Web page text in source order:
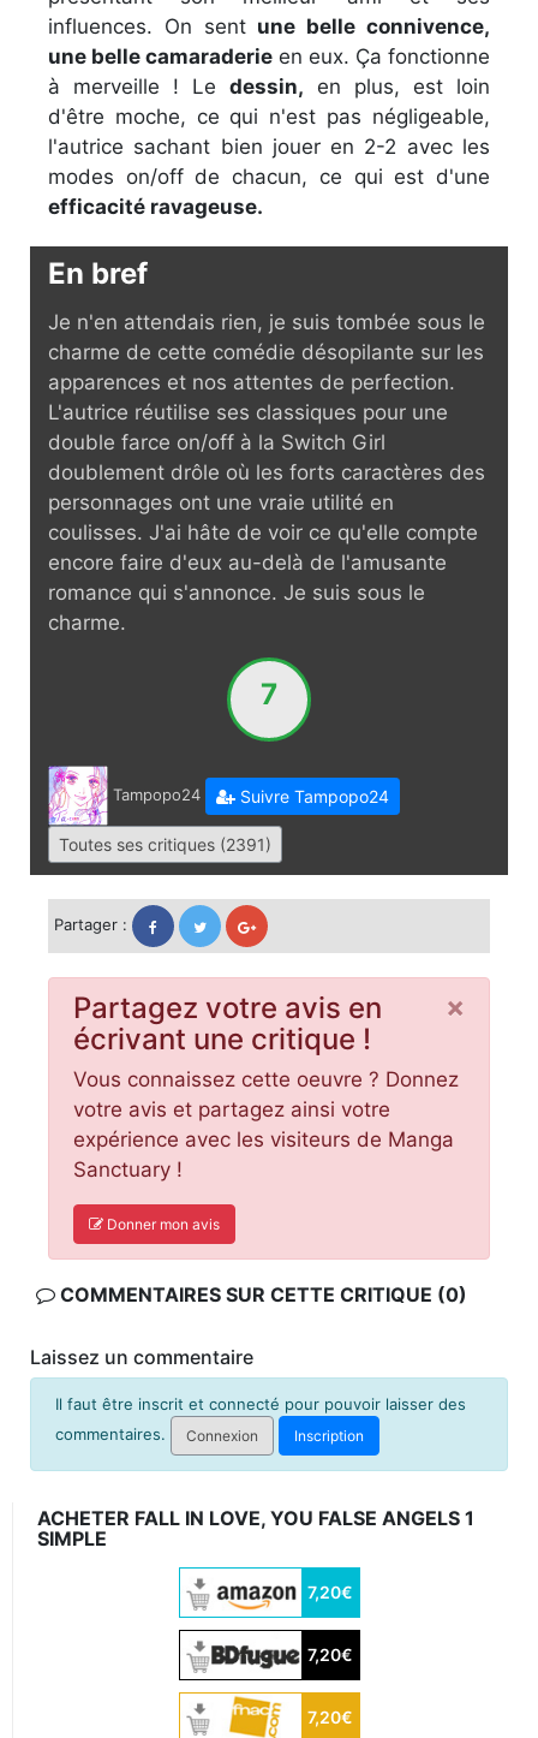
influences. On sent une belle connivence,
une belle camaraderie en eux. Ça fonctionne
à merveille ! Le dessin, en plus, est loin
d'être moche, ce qui n'est pas négligeable,
l'autrice sachant bien jouer en 2-2 avec les
modes on/off de chacun, ce qui est d'une
efficacité ravageuse.
En bref
Je n'en attendais rien, je suis tombée sous le
charme de cette comédie désopilante sur les
apparences et nos attentes de perfection.
L'autrice réutilise ses classiques pour une
double farce on/off à la Switch Girl
doublement drôle où les forts caractères des
personnages ont une vraie utilité en
coulisses. J'ai hâte de voir ce qu'elle compte
encore faire d'eux au-delà de l'amusante
romance qui s'annonce. Je suis sous le
charme.
7
Tampopo24 Suivre Tampopo24
Toutes ses critiques (2391)
Partager :
×
Partagez votre avis en
écrivant une critique !
Vous connaissez cette oeuvre ? Donnez
votre avis et partagez ainsi votre
expérience avec les visiteurs de Manga
Sanctuary !
Donner mon avis
COMMENTAIRES SUR CETTE CRITIQUE (0)
Laissez un commentaire
Il faut être inscrit et connecté pour pouvoir laisser des
commentaires.
Connexion Inscription
ACHETER FALL IN LOVE, YOU FALSE ANGELS 1
SIMPLE
7,20€
7,20€
7,20€